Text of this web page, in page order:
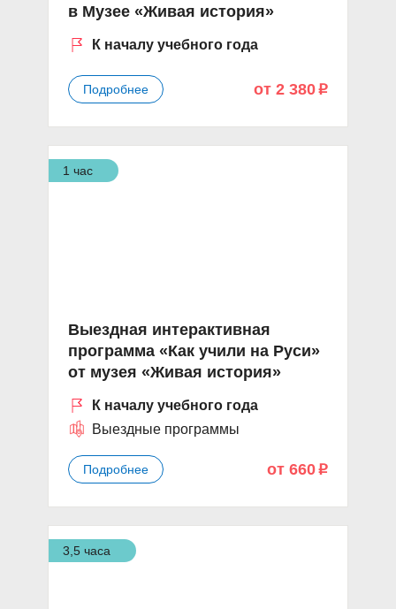
в Музее «Живая история»
К началу учебного года
Подробнее от 2 380 p
1 час
Выездная интерактивная
программа «Как учили на Руси»
от музея «Живая история»
К началу учебного года
Выездные программы
Подробнее от 660 p
3,5 часа